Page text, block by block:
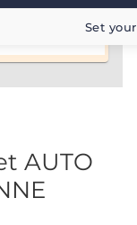
AUTO
Set